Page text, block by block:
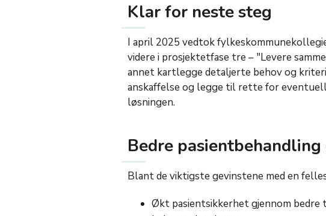
Klar for neste steg
I april 2025 vedtok
videre i prosjektetfase tre – "Levere
annet kartlegge detaljerte behov og
anskaffelse og legge til rette for
løsningen.
Bedre
Blant de viktigste gevinstene med en
Økt pasientsikkerhet gjennom